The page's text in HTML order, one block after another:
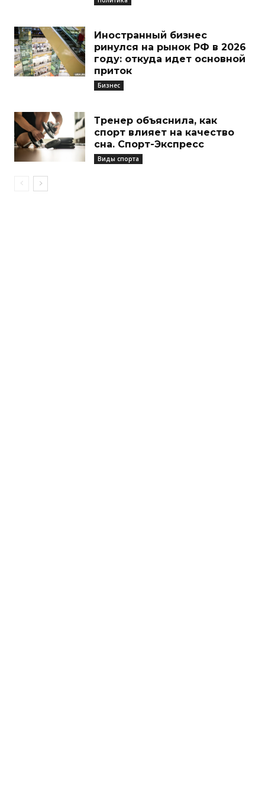
Иностранный бизнес
ринулся на рынок РФ в 2026
году: откуда идет основной
приток
Бизнес
Тренер объяснила, как
спорт влияет на качество
сна. Спорт-Экспресс
Виды спорта